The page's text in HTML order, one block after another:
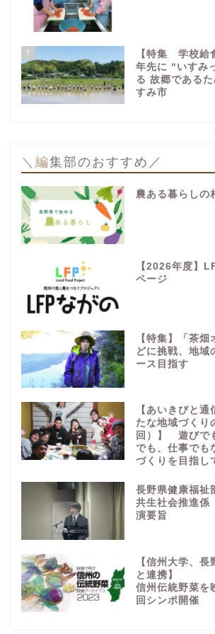
7
【特集 学校給
年先に “いすみ
る 故郷である
すみ市
＼編集部のおすすめ／
農ある暮らしの
【2026年度】
ページ
【特集】「茶
どに挑戦、地域
ース目指す
【あいきびと
たな地域づくり
回）】 遊びで
でも、仕事で
づくりを目指し
長野県健康福祉
共生社会推進
演要旨
【信州大学、
と連携】
信州伝統野菜を
回シンポ開催